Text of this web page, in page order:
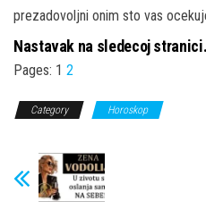
prezadovoljni onim sto vas
Nastavak na sledecoj
Pages: 1 2
Category Horoskop